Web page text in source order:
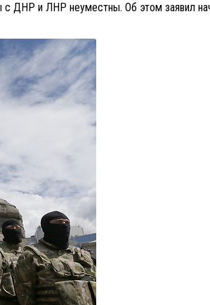
и ЛНР неуместны. Об этом заявил